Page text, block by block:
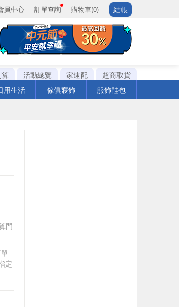
員中心 訂單查詢 購物車(0) 結帳
活動總覽 家速配
超商取貨
用生活 傢俱寢飾 服飾鞋包
門
定